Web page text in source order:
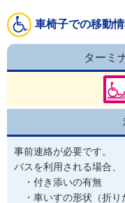
車椅子での移動
ターミ
事前連絡が必要です。
バスを利用される場合、
・付き添いの有無
・車いすの形状（折り